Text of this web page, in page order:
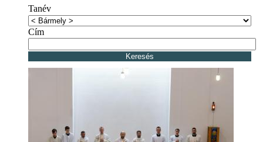
Tanév
Cím